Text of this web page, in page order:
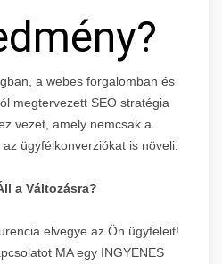
a webes forgalomban és
megtervezett SEO stratégia
vezet, amely nemcsak a
ügyfélkonverziókat is növeli.
a Változásra?
elvegye az Ön ügyfeleit!
MA egy INGYENES